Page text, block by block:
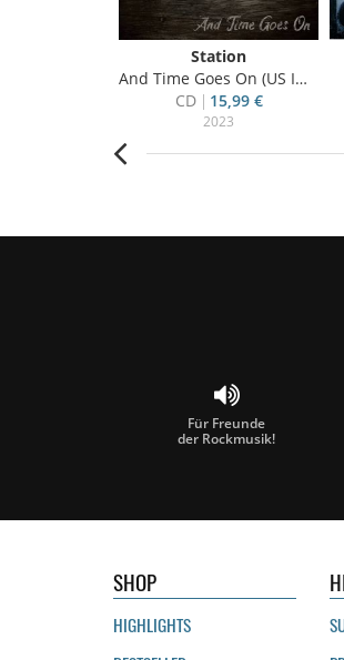
Station
And Time Goes On (US Import)
CD
15,99 €
2023
Für Freunde
der Rockmusik!
SHOP
HIGHLIGHTS